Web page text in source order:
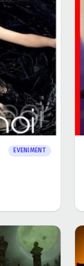
EVENIMENT